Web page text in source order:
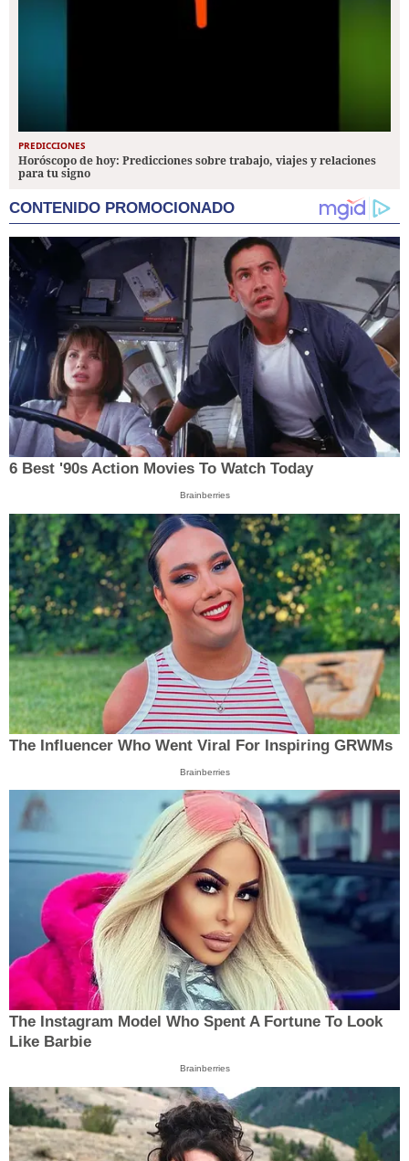
PREDICCIONES
Horóscopo de hoy: Predicciones sobre trabajo, viajes y relaciones
para tu signo
CONTENIDO PROMOCIONADO
6 Best '90s Action Movies To Watch Today
Brainberries
The Influencer Who Went Viral For Inspiring GRWMs
Brainberries
The Instagram Model Who Spent A Fortune To Look
Like Barbie
Brainberries